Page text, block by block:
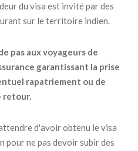
du visa est invité par des
sur le territoire indien.
pas aux voyageurs de
garantissant la prise
rapatriement ou de
retour.
d'avoir obtenu le visa
pour ne pas devoir subir des